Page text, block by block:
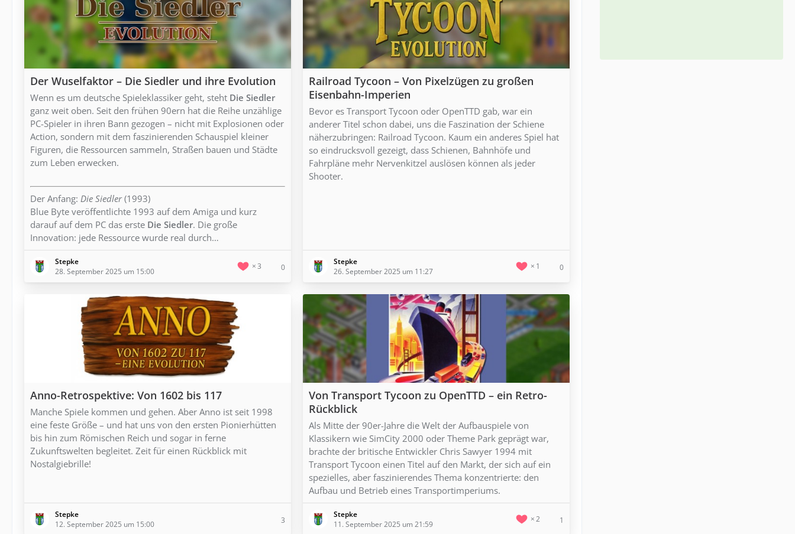
Der Wuselfaktor – Die Siedler und ihre Evolution
Wenn es um deutsche Spieleklassiker geht, steht Die Siedler
ganz weit oben. Seit den frühen 90ern hat die Reihe unzählige
PC-Spieler in ihren Bann gezogen – nicht mit Explosionen oder
Action, sondern mit dem faszinierenden Schauspiel kleiner
Figuren, die Ressourcen sammeln, Straßen bauen und Städte
zum Leben erwecken.
Der Anfang: Die Siedler(1993)
Blue Byte veröffentlichte 1993 auf dem Amiga und kurz
darauf auf dem PC das erste Die Siedler. Die große
Innovation: jede Ressource wurde real durch…
Stepke
28. September 2025 um 15:00
3 0
Railroad Tycoon – Von Pixelzügen zu großen
Eisenbahn-Imperien
Bevor es Transport Tycoon oder OpenTTD gab, war ein
anderer Titel schon dabei, uns die Faszination der Schiene
näherzubringen: Railroad Tycoon. Kaum ein anderes Spiel hat
so eindrucksvoll gezeigt, dass Schienen, Bahnhöfe und
Fahrpläne mehr Nervenkitzel auslösen können als jeder
Shooter.
Stepke
26. September 2025 um 11:27
1 0
Anno-Retrospektive: Von 1602 bis 117
Manche Spiele kommen und gehen. Aber Anno ist seit 1998
eine feste Größe – und hat uns von den ersten Pionierhütten
bis hin zum Römischen Reich und sogar in ferne
Zukunftswelten begleitet. Zeit für einen Rückblick mit
Nostalgiebrille!
Stepke
12. September 2025 um 15:00
3
Von Transport Tycoon zu OpenTTD – ein Retro-
Rückblick
Als Mitte der 90er-Jahre die Welt der Aufbauspiele von
Klassikern wie SimCity 2000 oder Theme Park geprägt war,
brachte der britische Entwickler Chris Sawyer 1994 mit
Transport Tycoon einen Titel auf den Markt, der sich auf ein
spezielles, aber faszinierendes Thema konzentrierte: den
Aufbau und Betrieb eines Transportimperiums.
Stepke
11. September 2025 um 21:59
2 1